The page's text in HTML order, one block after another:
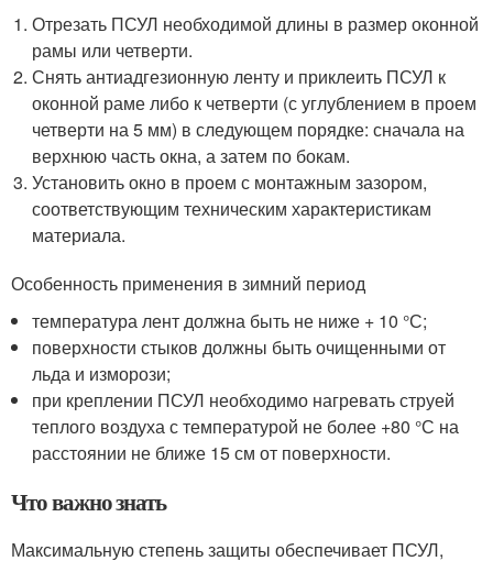
Отрезать ПСУЛ необходимой длины в размер оконной
рамы или четверти.
Снять антиадгезионную ленту и приклеить ПСУЛ к
оконной раме либо к четверти (с углублением в проем
четверти на 5 мм) в следующем порядке: сначала на
верхнюю часть окна, а затем по бокам.
Установить окно в проем с монтажным зазором,
соответствующим техническим характеристикам
материала.
Особенность применения в зимний период
температура лент должна быть не ниже + 10 °С;
поверхности стыков должны быть очищенными от
льда и изморози;
при креплении ПСУЛ необходимо нагревать струей
теплого воздуха с температурой не более +80 °С на
расстоянии не ближе 15 см от поверхности.
Что важно знать
Максимальную степень защиты обеспечивает ПСУЛ,